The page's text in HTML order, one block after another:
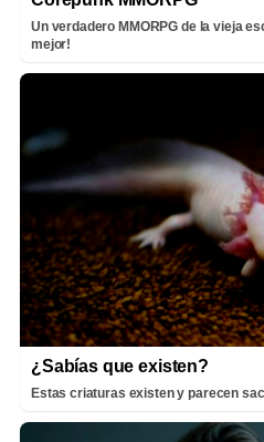
Un verdadero MMORPG de la vieja
mejor!
¿Sabías que existen?
Estas criaturas existen y parecen